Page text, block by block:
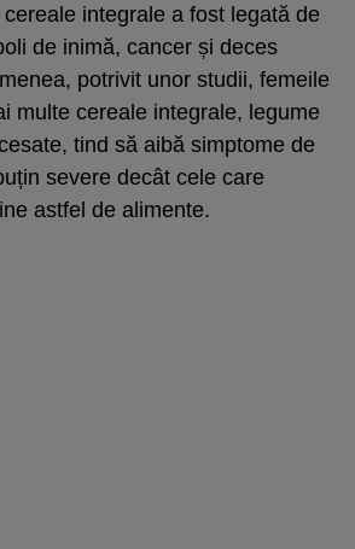
integrale a fost legată de
de inimă, cancer și deces
potrivit unor studii, femeile
multe cereale integrale, legume
tind să aibă simptome de
severe decât cele care
astfel de alimente.